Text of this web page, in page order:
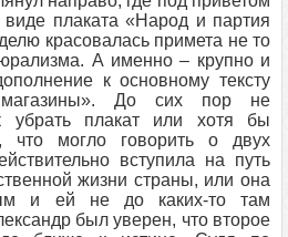
плаката «Народ и партия
красовалась примета не то
А именно – крупно и
к основному тексту
магазины». До сих пор не
убрать плакат или хотя бы
что могло говорить о двух
вступила на путь
жизни страны, или она
и ей не до каких-то там
был уверен, что второе